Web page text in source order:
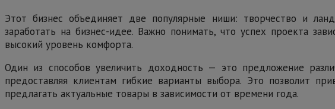
Этот бизнес объединяет две популярные ниши: творчество и
заработать на бизнес-идее. Важно понимать, что успех проекта
высокий уровень комфорта.
Один из способов увеличить доходность — это предложение
предоставляя клиентам гибкие варианты выбора. Это позволит
предлагать актуальные товары в зависимости от времени года.